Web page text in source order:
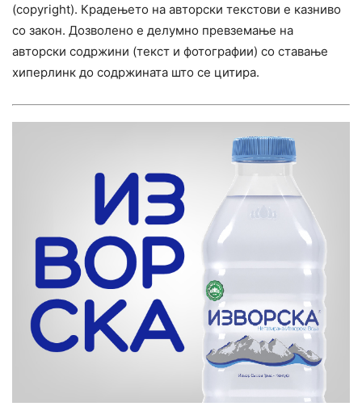
(copyright). Крадењето на авторски текстови е казниво
со закон. Дозволено е делумно превземање на
авторски содржини (текст и фотографии) со ставање
хиперлинк до содржината што се цитира.